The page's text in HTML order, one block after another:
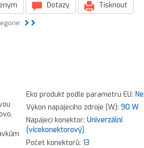
Dotazy Tisknout
Eko produkt podle parametru EU: Ne
Výkon napájecího zdroje (W): 90 W
Napájecí konektor: Univerzální
(vícekonektorový)
Počet konektorů: 13